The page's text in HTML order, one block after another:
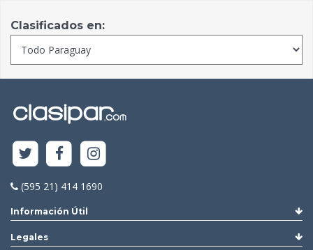
Clasificados en:
(595 21) 414 1690
Información Útil
Legales